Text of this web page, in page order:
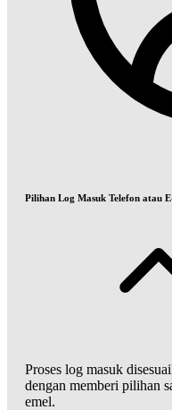
Pilihan Log Masuk Telefon atau
Proses log masuk
dengan memberi pilihan
emel.